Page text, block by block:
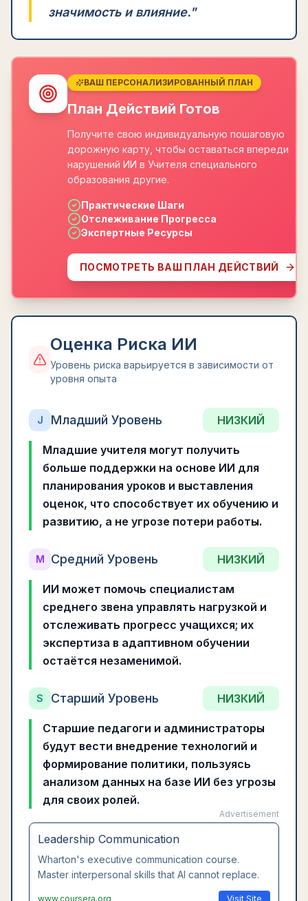
значимость и влияние."
ВАШ ПЕРСОНАЛИЗИРОВАННЫЙ ПЛАН
План Действий Готов
Получите свою индивидуальную пошаговую
дорожную карту, чтобы оставаться впереди
нарушений ИИ в Учителя специального
образования другие.
Практические Шаги
Отслеживание Прогресса
Экспертные Ресурсы
ПОСМОТРЕТЬ ВАШ ПЛАН ДЕЙСТВИЙ
Оценка Риска ИИ
Уровень риска варьируется в зависимости от
уровня опыта
J Младший Уровень НИЗКИЙ
Младшие учителя могут получить
больше поддержки на основе ИИ для
планирования уроков и выставления
оценок, что способствует их обучению и
развитию, а не угрозе потери работы.
M Средний Уровень НИЗКИЙ
ИИ может помочь специалистам
среднего звена управлять нагрузкой и
отслеживать прогресс учащихся; их
экспертиза в адаптивном обучении
остаётся незаменимой.
S Старший Уровень НИЗКИЙ
Старшие педагоги и администраторы
будут вести внедрение технологий и
формирование политики, пользуясь
анализом данных на базе ИИ без угрозы
для своих ролей.
Advertisement
Leadership Communication
Wharton's executive communication course.
Master interpersonal skills that AI cannot replace.
www.coursera.org Visit Site